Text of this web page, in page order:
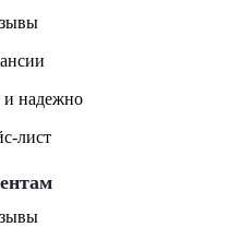
надежно
лист